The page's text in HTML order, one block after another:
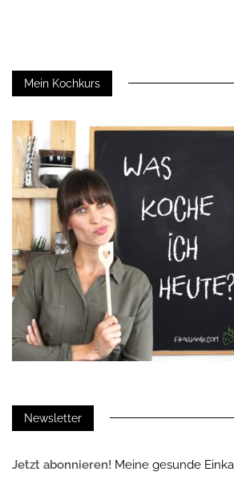
Mein Kochkurs
Newsletter
Jetzt abonnieren! Meine gesunde